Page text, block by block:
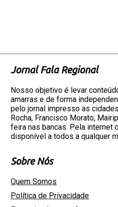
Jornal Fala Regional
Nosso objetivo é levar
amarras e de forma
pelo jornal impresso as
Rocha, Francisco Morato,
feira nas bancas. Pela internet
disponível a todos a qualquer
Sobre Nós
Quem Somos
Política de Privacidade